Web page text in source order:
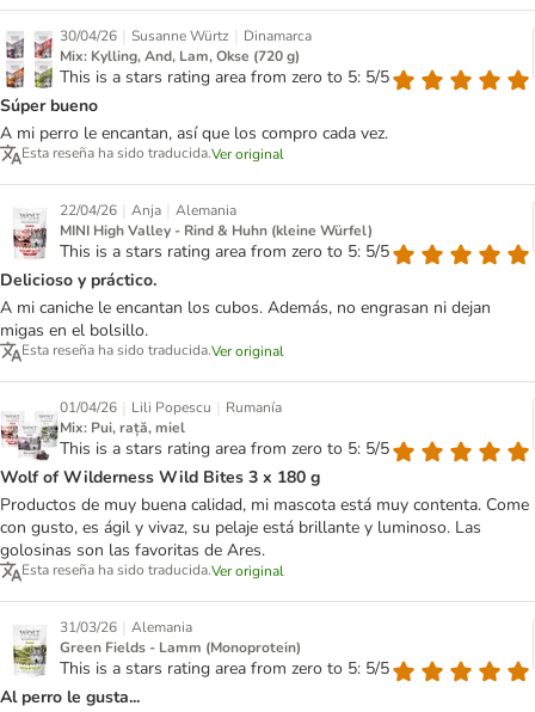
30/04/26 | Susanne Würtz | Dinamarca
Mix: Kylling, And, Lam, Okse (720 g)
This is a stars rating area from zero to 5: 5/5
Súper bueno
A mi perro le encantan, así que los compro cada vez.
Esta reseña ha sido traducida.Ver original
22/04/26 | Anja | Alemania
MINI High Valley - Rind & Huhn (kleine Würfel)
This is a stars rating area from zero to 5: 5/5
Delicioso y práctico.
A mi caniche le encantan los cubos. Además, no engrasan ni dejan
migas en el bolsillo.
Esta reseña ha sido traducida.Ver original
01/04/26 | Lili Popescu | Rumanía
Mix: Pui, rață, miel
This is a stars rating area from zero to 5: 5/5
Wolf of Wilderness Wild Bites 3 x 180 g
Productos de muy buena calidad, mi mascota está muy contenta. Come
con gusto, es ágil y vivaz, su pelaje está brillante y luminoso. Las
golosinas son las favoritas de Ares.
Esta reseña ha sido traducida.Ver original
31/03/26 | Alemania
Green Fields - Lamm (Monoprotein)
This is a stars rating area from zero to 5: 5/5
Al perro le gusta...